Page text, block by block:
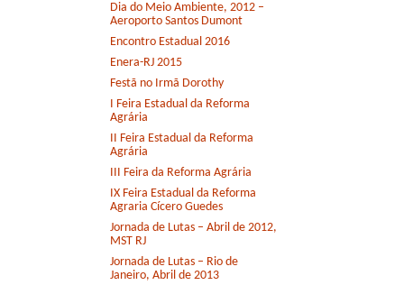
Dia do Meio Ambiente, 2012 –
Aeroporto Santos Dumont
Encontro Estadual 2016
Enera-RJ 2015
Festã no Irmã Dorothy
I Feira Estadual da Reforma
Agrária
II Feira Estadual da Reforma
Agrária
III Feira da Reforma Agrária
IX Feira Estadual da Reforma
Agraria Cícero Guedes
Jornada de Lutas – Abril de 2012,
MST RJ
Jornada de Lutas – Rio de
Janeiro, Abril de 2013